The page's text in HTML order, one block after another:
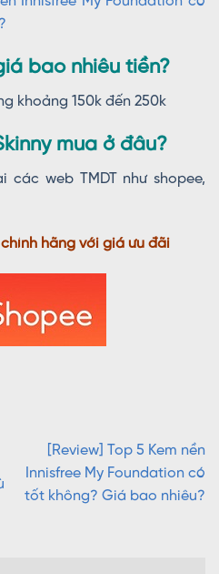
bao nhiêu tiền?
khoảng 150k đến 250k
mua ở đâu?
web TMDT như shopee,
hãng với giá ưu đãi
[Review] Top 5 Kem nền
Innisfree My Foundation có
tốt không? Giá bao nhiêu?